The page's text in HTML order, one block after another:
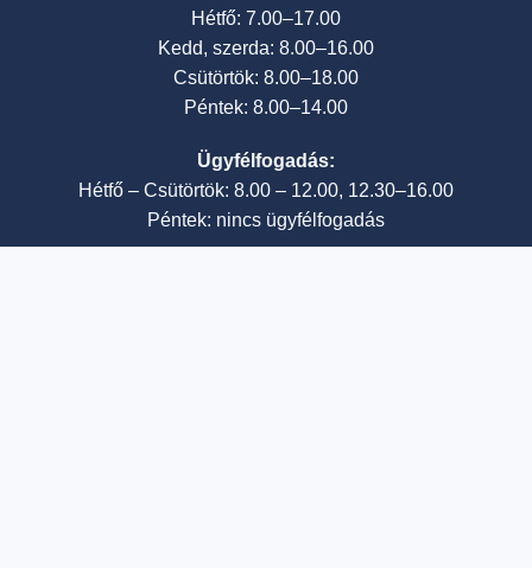
Hétfő: 7.00–17.00
Kedd, szerda: 8.00–16.00
Csütörtök: 8.00–18.00
Péntek: 8.00–14.00
Ügyfélfogadás:
Hétfő – Csütörtök: 8.00 – 12.00, 12.30–16.00
Péntek: nincs ügyfélfogadás